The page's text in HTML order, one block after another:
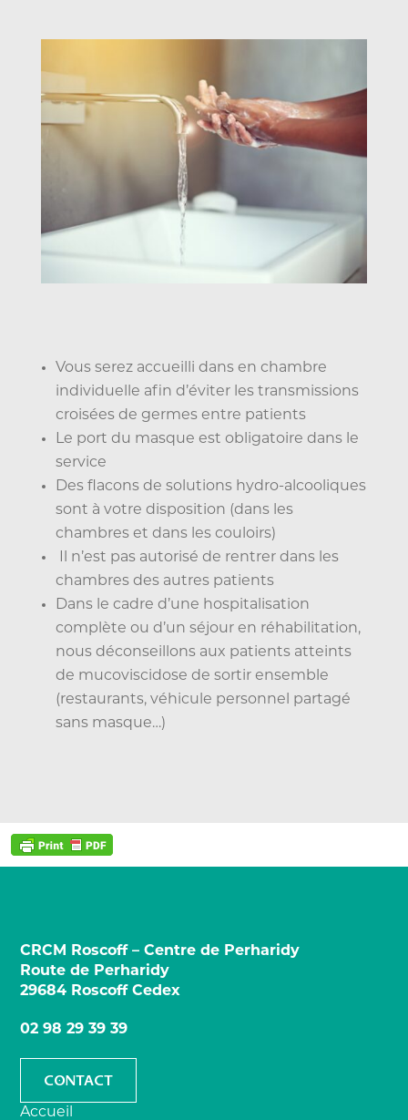
Vous serez accueilli dans en chambre
individuelle afin d’éviter les transmissions
croisées de germes entre patients
Le port du masque est obligatoire dans le
service
Des flacons de solutions hydro-alcooliques
sont à votre disposition (dans les
chambres et dans les couloirs)
Il n’est pas autorisé de rentrer dans les
chambres des autres patients
Dans le cadre d’une hospitalisation
complète ou d’un séjour en réhabilitation,
nous déconseillons aux patients atteints
de mucoviscidose de sortir ensemble
(restaurants, véhicule personnel partagé
sans masque…)
CRCM Roscoff – Centre de Perharidy
Route de Perharidy
29684 Roscoff Cedex
02 98 29 39 39
CONTACT
Accueil